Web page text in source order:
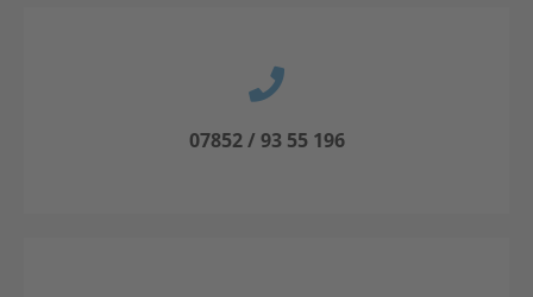
07852 / 93 55 196